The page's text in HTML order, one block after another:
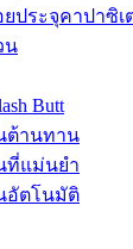
ประจุคาปาซิเ
น
Butt
ต้านทาน
ที่แม่นยำ
อัตโนมัติ